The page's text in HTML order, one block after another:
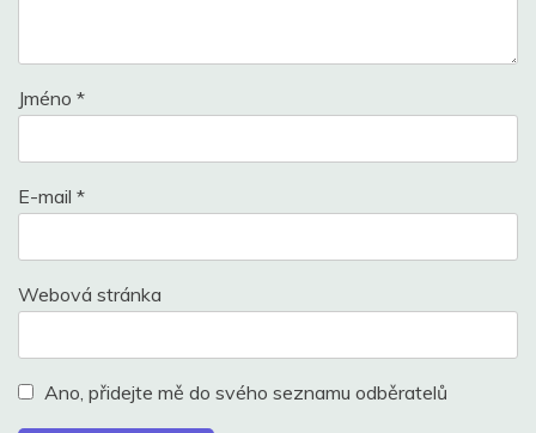
Jméno *
E-mail *
Webová stránka
Ano, přidejte mě do svého seznamu odběratelů